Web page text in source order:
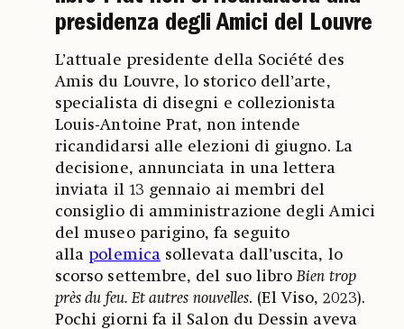
presidenza degli Amici del Louvre
L’attuale presidente della Société des
Amis du Louvre, lo storico dell’arte,
specialista di disegni e collezionista
Louis-Antoine Prat, non intende
ricandidarsi alle elezioni di giugno. La
decisione, annunciata in una lettera
inviata il 13 gennaio ai membri del
consiglio di amministrazione degli Amici
del museo parigino, fa seguito
alla polemicasollevata dall’uscita, lo
scorso settembre, del suo libroBien trop
près du feu. Et autres nouvelles. (El Viso, 2023).
Pochi giorni fa il Salon du Dessin aveva